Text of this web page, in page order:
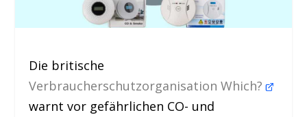
Die britische
Verbraucherschutzorganisation Which?
warnt vor gefährlichen CO- und